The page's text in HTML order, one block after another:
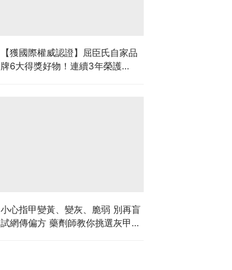
【獲國際權威認證】屈臣氏自家品
牌6大得獎好物！連續3年榮護
小心指甲變黃、變灰、脆弱 別再盲
試網傳偏方 藥劑師教你挑選灰甲產